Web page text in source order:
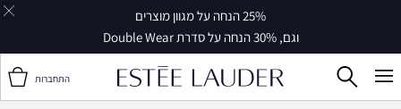
שליח עד הבית14 ימי עסקים*
התחברות